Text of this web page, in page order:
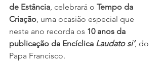
de Estância, celebrará o Tempo da
Criação, uma ocasião especial que
neste ano recorda os 10 anos da
publicação da Encíclica Laudato si’, do
Papa Francisco.